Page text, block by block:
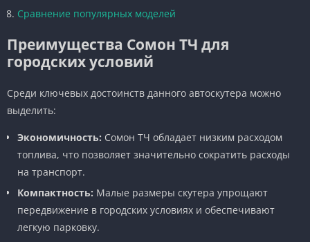
Сравнение популярных моделей
Преимущества Сомон ТЧ для
городских условий
Среди ключевых достоинств данного автоскутера можно
выделить:
Экономичность: Сомон ТЧ обладает низким расходом
топлива, что позволяет значительно сократить расходы
на транспорт.
Компактность: Малые размеры скутера упрощают
передвижение в городских условиях и обеспечивают
легкую парковку.